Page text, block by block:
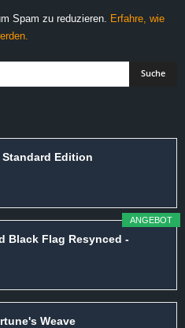
Spam zu reduzieren.
Erfahre, wie
Standard Edition
ANGEBOT
Black Flag Resynced -
Weave